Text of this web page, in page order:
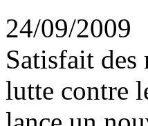
24/09/2009
Satisfait
lutte contre